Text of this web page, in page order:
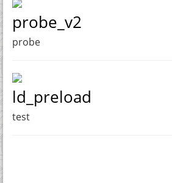
probe_v2
probe
ld_preload
test